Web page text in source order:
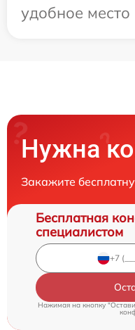
удобное место
Нужна
Закажите
Бесплатная
специалистом
Нажимая на кнопку